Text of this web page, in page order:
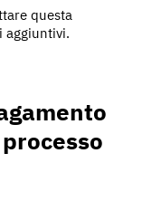
questa
aggiuntivi.